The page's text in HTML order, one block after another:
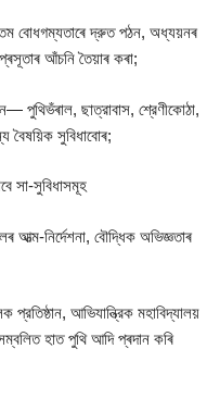
বোধগম্যতাৰে দ্রুত পঠন, অধ্যয়নৰ
আঁচনি তৈয়াৰ কৰা;
পুথিভঁৰাল, ছাত্রাবাস, শ্রেণীকোঠা,
বৈষয়িক সুবিধাবোৰ;
সা-সুবিধাসমূহ
আত্ম-নিৰ্দেশনা, বৌদ্ধিক অভিজ্ঞতাৰ
প্রতিষ্ঠান, আভিযান্ত্রিক মহাবিদ্যালয়
হাত পুথি আদি প্ৰদান কৰি